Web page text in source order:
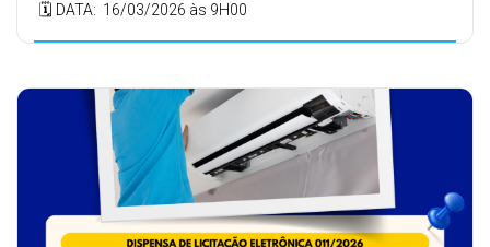
🗓️ DATA: 16/03/2026 às 9H00